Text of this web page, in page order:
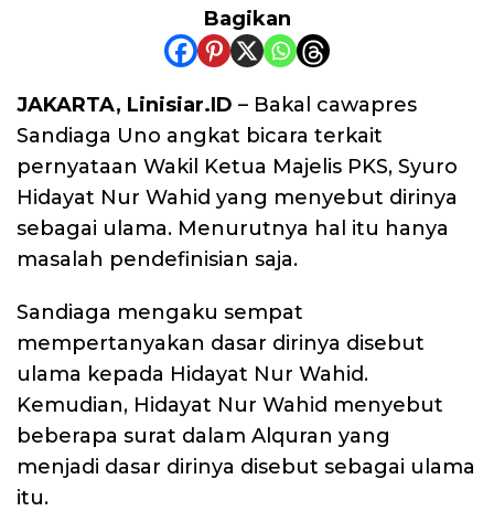
Bagikan
JAKARTA, Linisiar.ID – Bakal cawapres
Sandiaga Uno angkat bicara terkait
pernyataan Wakil Ketua Majelis PKS, Syuro
Hidayat Nur Wahid yang menyebut dirinya
sebagai ulama. Menurutnya hal itu hanya
masalah pendefinisian saja.
Sandiaga mengaku sempat
mempertanyakan dasar dirinya disebut
ulama kepada Hidayat Nur Wahid.
Kemudian, Hidayat Nur Wahid menyebut
beberapa surat dalam Alquran yang
menjadi dasar dirinya disebut sebagai ulama
itu.